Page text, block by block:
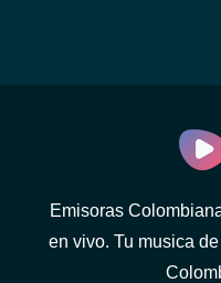
Emisoras
en vivo. Tu musica